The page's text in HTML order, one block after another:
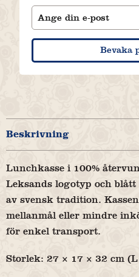
Bevaka
Beskrivning
Lunchkasse i 100%
Leksands logotyp och
av svensk tradition.
mellanmål eller mindre
för enkel transport.
Storlek: 27 × 17 × 32 cm